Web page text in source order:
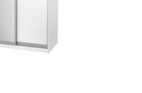
pozornost
mezi čalouněným